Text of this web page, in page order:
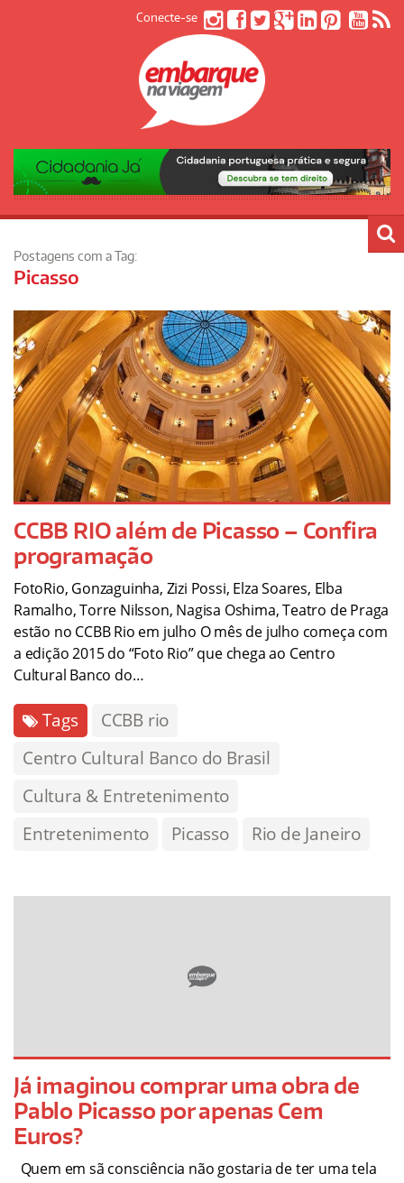
Conecte-se
Postagens com a Tag:
Picasso
CCBB RIO além de Picasso – Confira
programação
FotoRio, Gonzaguinha, Zizi Possi, Elza Soares, Elba
Ramalho, Torre Nilsson, Nagisa Oshima, Teatro de Praga
estão no CCBB Rio em julho O mês de julho começa com
a edição 2015 do “Foto Rio” que chega ao Centro
Cultural Banco do…
Tags
CCBB rio
Centro Cultural Banco do Brasil
Cultura & Entretenimento
Entretenimento
Picasso Rio de Janeiro
Já imaginou comprar uma obra de
Pablo Picasso por apenas Cem
Euros?
Quem em sã consciência não gostaria de ter uma tela